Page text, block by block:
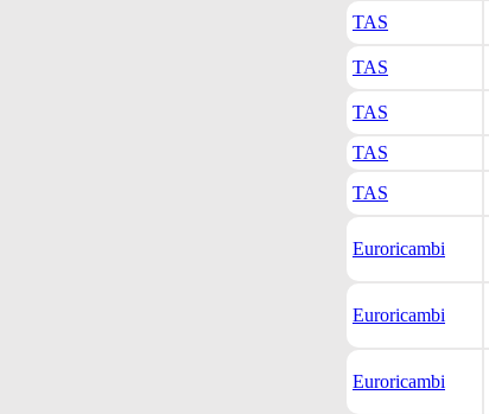
TAS
TAS
TAS
TAS
TAS
Euroricambi
Euroricambi
Euroricambi